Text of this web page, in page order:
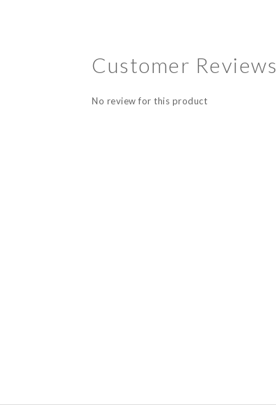
Customer Reviews
No review for this product